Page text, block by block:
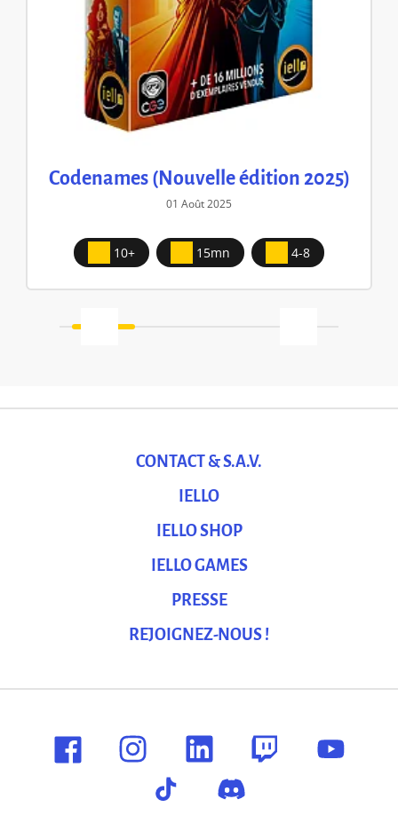
Codenames (Nouvelle édition 2025)
01 Août 2025
10+ 15mn 4-8
CONTACT & S.A.V.
IELLO
IELLO SHOP
IELLO GAMES
PRESSE
REJOIGNEZ-NOUS !